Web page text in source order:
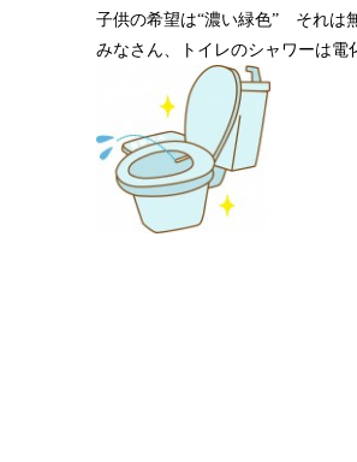
子供の希望は“濃い緑色” それは
みなさん、トイレのシャワーは